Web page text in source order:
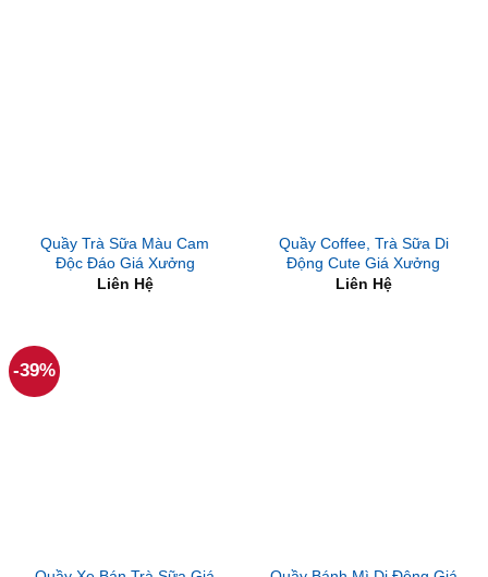
Quầy Trà Sữa Màu Cam
Độc Đáo Giá Xưởng
Liên Hệ
Quầy Coffee, Trà Sữa Di
Động Cute Giá Xưởng
Liên Hệ
-39%